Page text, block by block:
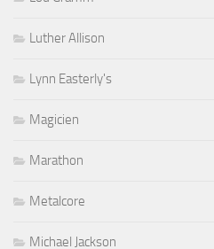
Luther Allison
Lynn Easterly's
Magicien
Marathon
Metalcore
Michael Jackson